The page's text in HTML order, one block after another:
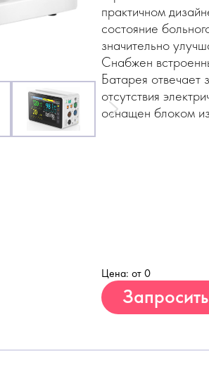
практичном
состояние
значительно
Снабжен
Батарея отвечает
отсутствия
оснащен блоком
Цена: от 0